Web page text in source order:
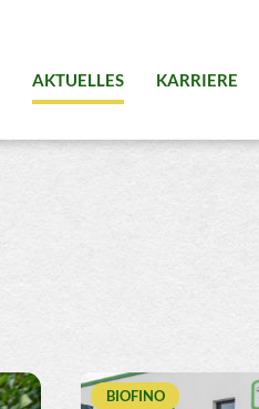
AKTUELLES KARRIERE
BIOFINO